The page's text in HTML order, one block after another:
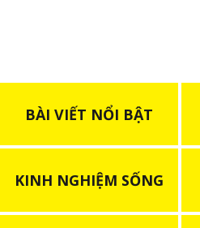
BÀI VIẾT NỔI BẬT
KINH NGHIỆM SỐNG